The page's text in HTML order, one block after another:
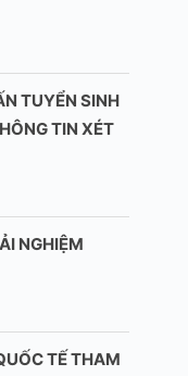
TUYỂN SINH
TIN XÉT
NGHIỆM
TẾ THAM